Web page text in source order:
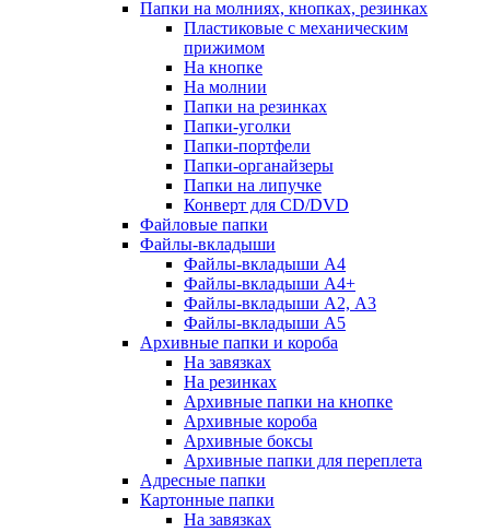
Папки на молниях, кнопках, резинках
Пластиковые с механическим
прижимом
На кнопке
На молнии
Папки на резинках
Папки-уголки
Папки-портфели
Папки-органайзеры
Папки на липучке
Конверт для CD/DVD
Файловые папки
Файлы-вкладыши
Файлы-вкладыши А4
Файлы-вкладыши А4+
Файлы-вкладыши А2, А3
Файлы-вкладыши А5
Архивные папки и короба
На завязках
На резинках
Архивные папки на кнопке
Архивные короба
Архивные боксы
Архивные папки для переплета
Адресные папки
Картонные папки
На завязках